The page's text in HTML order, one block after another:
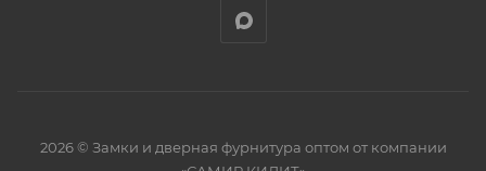
2026 © Замки и дверная фурнитура оптом от компании